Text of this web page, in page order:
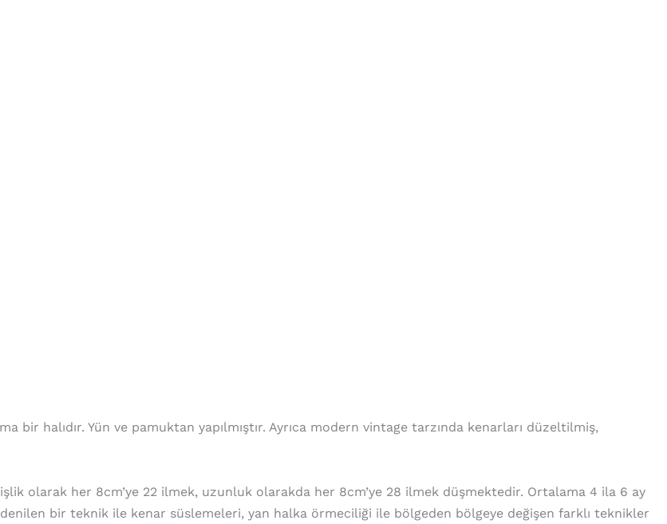
bir halıdır. Yün ve pamuktan yapılmıştır. Ayrıca modern vintage tarzında kenarları düzeltilmiş,
olarak her 8cm’ye 22 ilmek, uzunluk olarakda her 8cm’ye 28 ilmek düşmektedir. Ortalama 4 ila 6 ay
bir teknik ile kenar süslemeleri, yan halka örmeciliği ile bölgeden bölgeye değişen farklı teknikler